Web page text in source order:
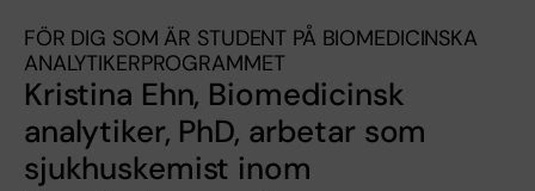
FÖR DIG SOM ÄR STUDENT PÅ BIOMEDICINSKA
ANALYTIKERPROGRAMMET
Kristina Ehn, Biomedicinsk
analytiker, PhD, arbetar som
sjukhuskemist inom